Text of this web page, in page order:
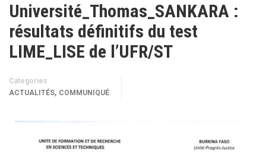
Université_Thomas_SANKARA :
résultats définitifs du test
LIME_LISE de l’UFR/ST
Categories
ACTUALITÉS, COMMUNIQUÉ